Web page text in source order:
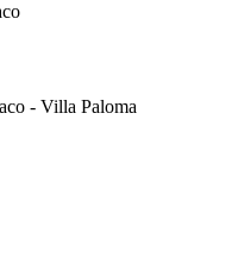
- Villa Paloma